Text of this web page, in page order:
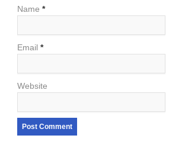
Name *
Email *
Website